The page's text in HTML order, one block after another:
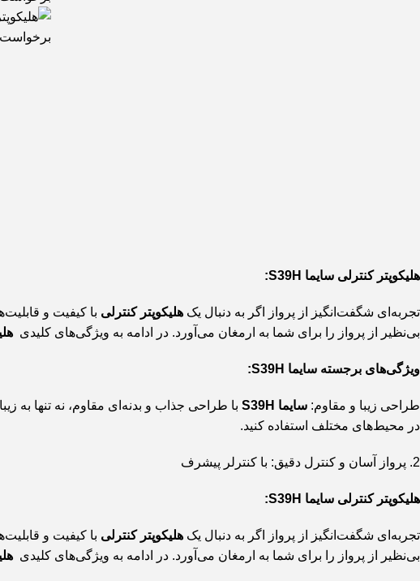
هلیکوپتر کنترلی سایما S39H:
تجربه‌ای شگفت‌انگیز از پرواز اگر به دنبال یک هلیکوپتر کنترلی با کیفیت و
بی‌نظیر از پرواز را برای شما به ارمغان می‌آورد. در ادامه به ویژگی‌های کلیدی
ویژگی‌های برجسته سایما S39H:
طراحی زیبا و مقاوم: سایما S39H
با طراحی جذاب و بدنه‌ای مقاوم، نه تنها به
در محیط‌های مختلف استفاده کنید.
2. پرواز آسان و کنترل دقیق: با کنترلر پیشرف
هلیکوپتر کنترلی سایما S39H:
تجربه‌ای شگفت‌انگیز از پرواز اگر به دنبال یک هلیکوپتر کنترلی با کیفیت و
بی‌نظیر از پرواز را برای شما به ارمغان می‌آورد. در ادامه به ویژگی‌های کلیدی